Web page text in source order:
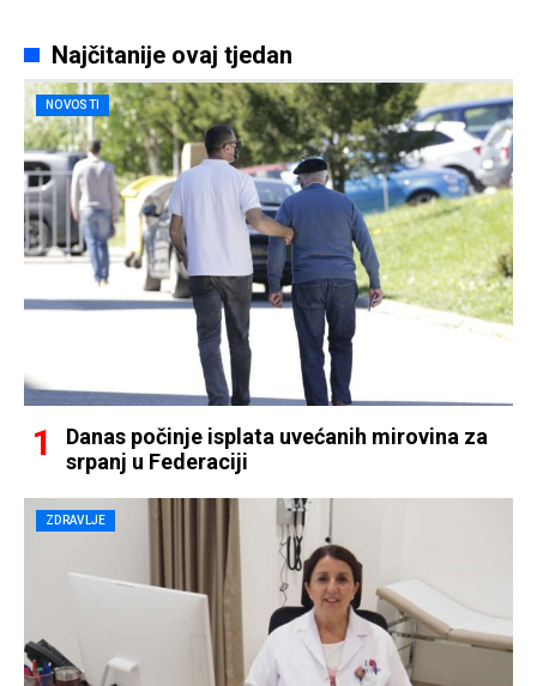
Najčitanije ovaj tjedan
NOVOSTI
Danas počinje isplata uvećanih mirovina za
srpanj u Federaciji
ZDRAVLJE